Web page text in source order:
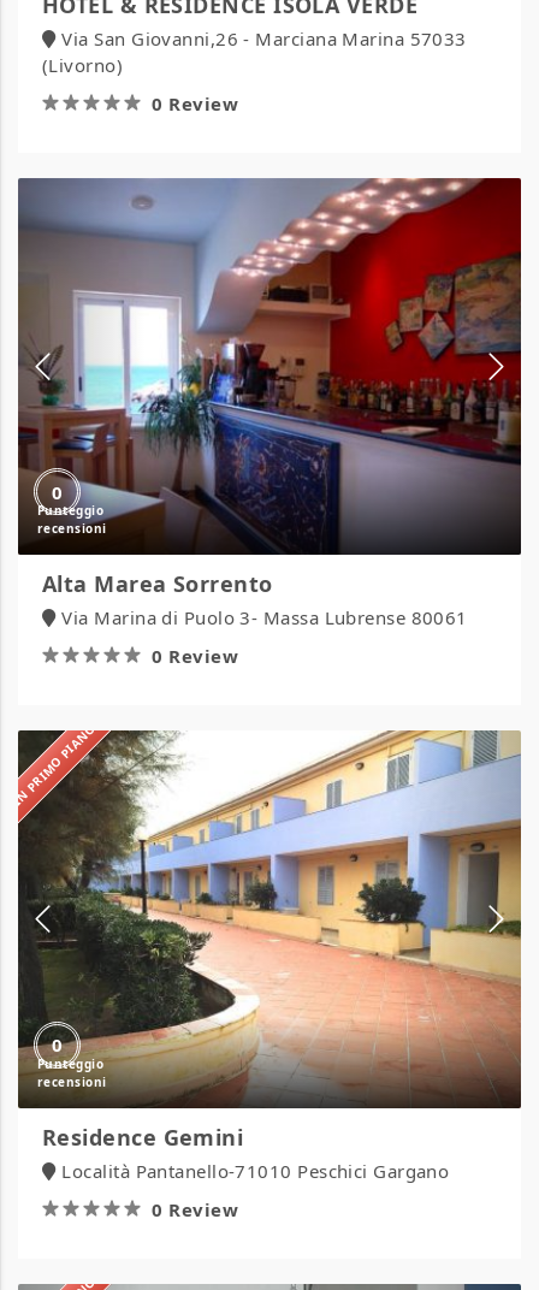
Via San Giovanni,26 - Marciana Marina 57033
(Livorno)
0 Review
0
Marea
Sorrento
Alta Marea Sorrento
Via Marina di Puolo 3- Massa Lubrense 80061
0 Review
IN PRIMO PIANO
0
Residence
Gemini
Residence Gemini
Località Pantanello-71010 Peschici Gargano
0 Review